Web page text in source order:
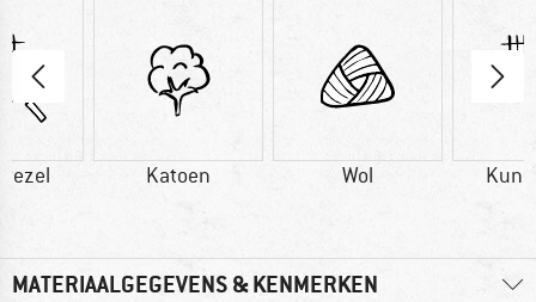
Katoen Wol
MATERIAALGEGEVENS & KENMERKEN